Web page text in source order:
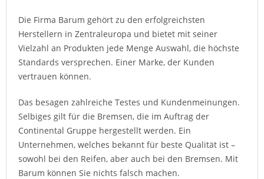
Die Firma Barum gehört zu den erfolgreichsten
Herstellern in Zentraleuropa und bietet mit seiner
Vielzahl an Produkten jede Menge Auswahl, die höchste
Standards versprechen. Einer Marke, der Kunden
vertrauen können.
Das besagen zahlreiche Testes und Kundenmeinungen.
Selbiges gilt für die Bremsen, die im Auftrag der
Continental Gruppe hergestellt werden. Ein
Unternehmen, welches bekannt für beste Qualität ist –
sowohl bei den Reifen, aber auch bei den Bremsen. Mit
Barum können Sie nichts falsch machen.